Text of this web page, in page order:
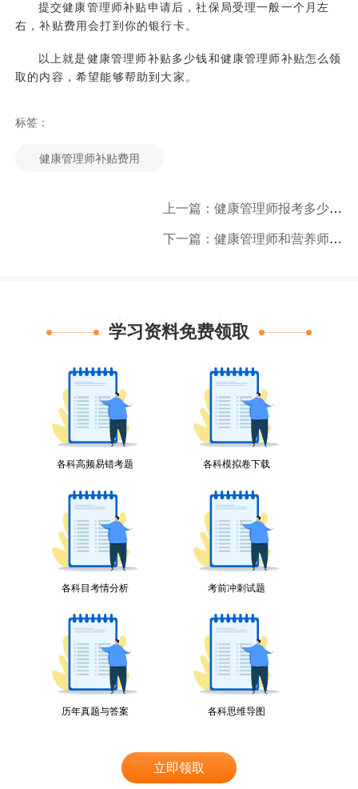
提交健康管理师补贴申请后，社保局受理一般一个月左
右，补贴费用会打到你的银行卡。
以上就是健康管理师补贴多少钱和健康管理师补贴怎么领
取的内容，希望能够帮助到大家。
标签：
健康管理师补贴费用
上一篇：健康管理师报考多少钱？
下一篇：健康管理师和营养师哪个含金量高
学习资料免费领取
Free to receive
各科高频易错考题 各科模拟卷下载
各科目考情分析 考前冲刺试题
历年真题与答案 各科思维导图
立即领取